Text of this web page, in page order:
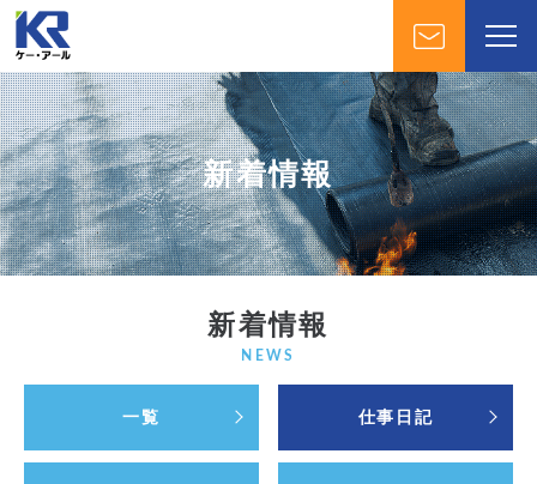
新着情報
新着情報
NEWS
一覧 仕事日記